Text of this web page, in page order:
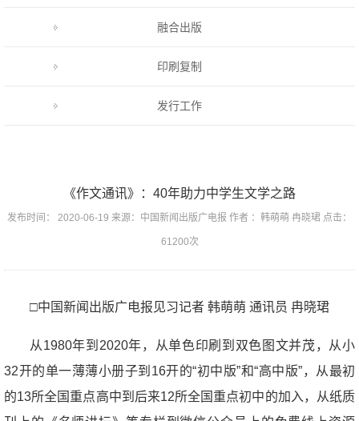
融合出版
印刷复制
发行工作
《作文通讯》：40年助力中学生文学之路
发布时间： 2020-06-19 来源：中国新闻出版广电报 作者 ：韩萌萌 冉晓珺 点击：
61200次
□中国新闻出版广电报见习记者 韩萌萌 通讯员 冉晓珺
从1980年到2020年，从单色印刷到双色图文并茂，从小
32开的单一薄薄小册子到16开的“初中版”和“高中版”，从最初
的13所全国重点高中到后来12所全国重点初中的加入，从纸质